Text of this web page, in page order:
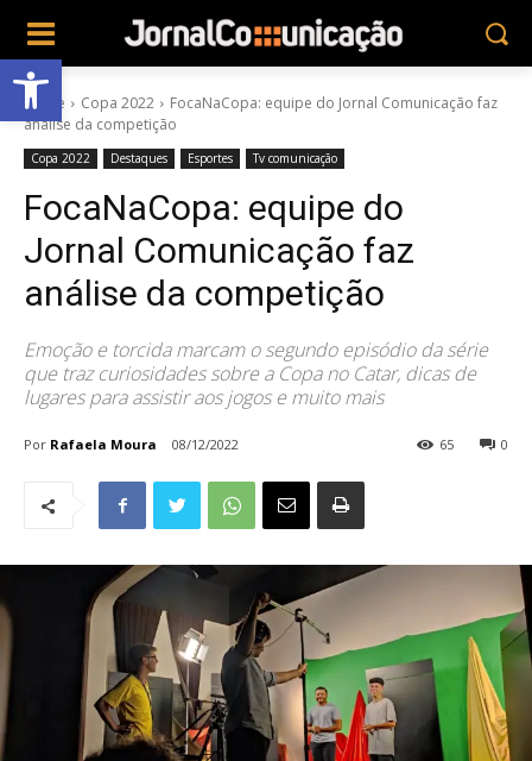
Abrir a barra de ferramentas
Home Copa 2022
FocaNaCopa: equipe do Jornal Comunicação faz
análise da competição
Copa 2022 Destaques Esportes Tv comunicação
FocaNaCopa: equipe do
Jornal Comunicação faz
análise da competição
Emoção e torcida marcam o segundo episódio da série
que traz curiosidades sobre a Copa no Catar, dicas de
lugares para assistir aos jogos e muito mais
Por Rafaela Moura 08/12/2022 0
65